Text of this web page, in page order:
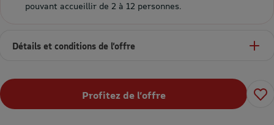
pouvant accueillir de 2 à 12 personnes.
Détails et conditions de l’offre
Profitez de l’offre